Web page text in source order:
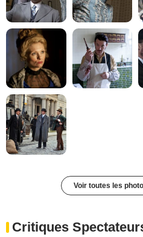
Voir toutes les
Critiques